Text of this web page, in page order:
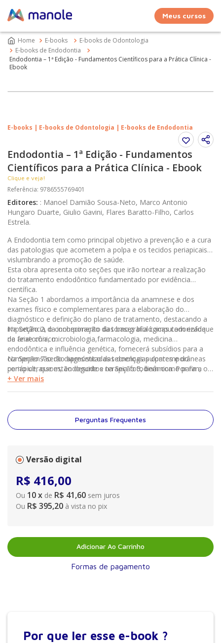
Meus cursos
E-books
E-books de Odontologia
E-books de Endodontia
Endodontia – 1ª Edição - Fundamentos Científicos para a Prática Clínica -
Ebook
E-books | E-books de Odontologia | E-books de Endodontia
Endodontia – 1ª Edição - Fundamentos
Científicos para a Prática Clínica - Ebook
Clique e veja!
Referência: 9786555769401
Editores: : Manoel Damião Sousa-Neto, Marco Antonio
Hungaro Duarte, Giulio Gavini, Flares Baratto-Filho, Carlos
Estrela.
A Endodontia tem como principal objetivo a prevenção e a cura
das patologias que acometem a polpa e os tecidos periapicais,
vislumbrando a promoção de saúde.
Esta obra apresenta oito seções que irão nortear a realização
do tratamento endodôntico fundamentado por evidência
científica.
Na Seção 1 abordamos a importância da anamnese e dos
exames físico e complementares para a elaboração do
diagnóstico e definição do plano de tratamento, destacando a
importância da incorporação da tomografia computadorizada
de feixe cônico.
Na Seção 2, o conhecimento das bases biológicas com enfoque
na anatomia, microbiologia,farmacologia, medicina
endodôntica e influência genética, fornecerá subsídios para a
compreensão do diagnóstico das doenças pulpares e do
periápice, que estão descritos na Seção 3, bem como para a
Apresentação realização do tratamento endodôntico de forma
apresentadas as diferentes etapas da terapêutica endodôntica,
da abertura coronária ao tratamento restaurador na Seção 5. Já
na Seção 6 serão abordados tópicos clínicos avançados como
tratamento endodôntico em dentes permanentes com
rizogênese incompleta.
Na Seção 7 serão apresentadas tecnologias contemporâneas
como ultrassom, endoguide e terapia fotodinâmica. Por fim, os
aspectos éticos, jurídicos e gerenciais que imperam na
+ Ver mais
Perguntas Frequentes
Versão digital
R$ 416,00
Ou 10x de R$ 41,60 sem juros
Ou R$ 395,20 à vista no pix
Adicionar Ao Carrinho
Formas de pagamento
Por que ler esse e-book ?